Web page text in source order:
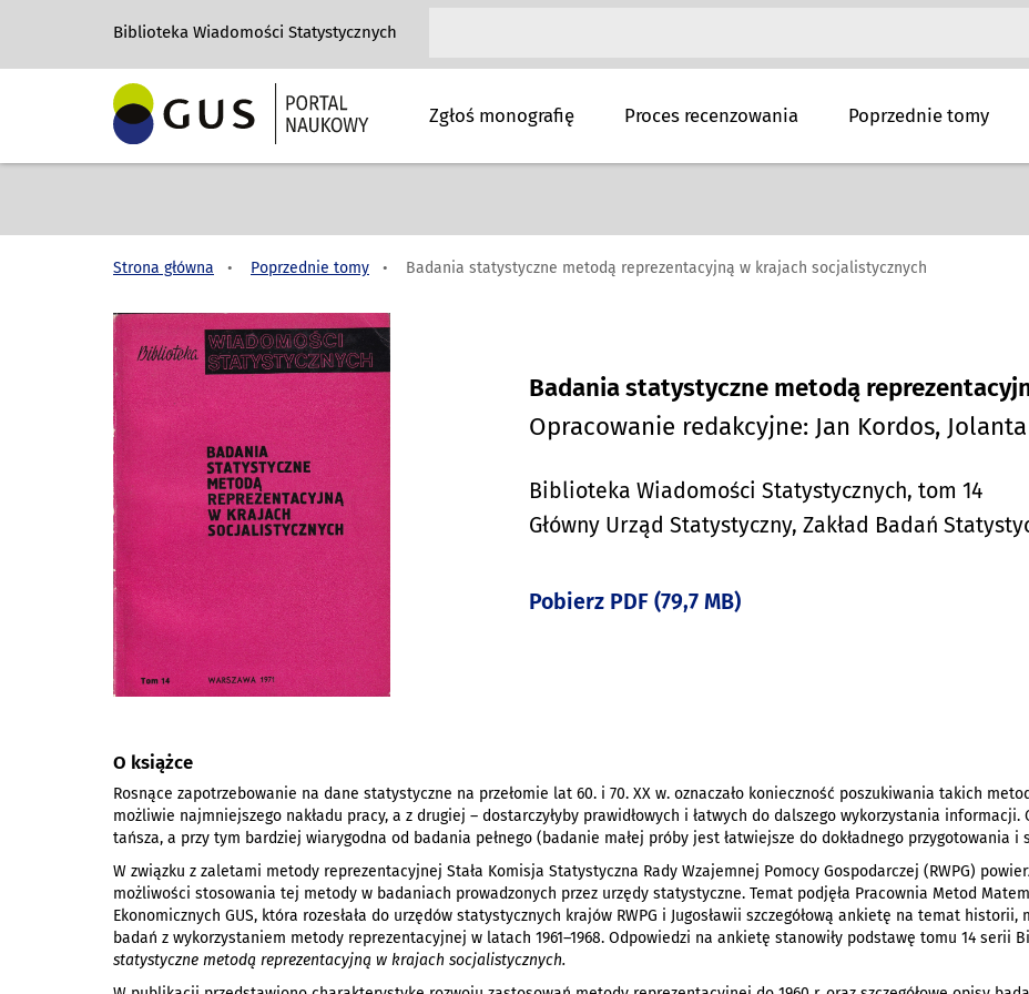
Biblioteka Wiadomości Statystycznych
Zgłoś monografię Proces recenzowania Poprzednie tomy
Strona główna Poprzednie tomy Badania statystyczne metodą reprezentacyjną w krajach socjalistycznych
Badania statystyczne metodą
Opracowanie redakcyjne: Jan Kordos,
Biblioteka Wiadomości Statystycznych, tom 14
Główny Urząd Statystyczny, Zakład Badań
Pobierz PDF (79,7 MB)
O książce
Rosnące zapotrzebowanie na dane statystyczne na przełomie lat 60. i 70. XX w. oznaczało konieczność poszukiwania takich
możliwie najmniejszego nakładu pracy, a z drugiej – dostarczyłyby prawidłowych i łatwych do dalszego wykorzystania
tańsza, a przy tym bardziej wiarygodna od badania pełnego (badanie małej próby jest łatwiejsze do dokładnego przygotowania
W związku z zaletami metody reprezentacyjnej Stała Komisja Statystyczna Rady Wzajemnej Pomocy Gospodarczej (RWPG)
możliwości stosowania tej metody w badaniach prowadzonych przez urzędy statystyczne. Temat podjęła Pracownia Metod
Ekonomicznych GUS, która rozesłała do urzędów statystycznych krajów RWPG i Jugosławii szczegółową ankietę na temat
badań z wykorzystaniem metody reprezentacyjnej w latach 1961–1968. Odpowiedzi na ankietę stanowiły podstawę tomu 14 serii
statystyczne metodą reprezentacyjną w krajach socjalistycznych.